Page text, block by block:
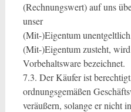
(Rechnungswert) auf uns
unser
(Mit-)Eigentum
(Mit-)Eigentum zusteht,
Vorbehaltsware bezeichnet.
7.3. Der Käufer ist
ordnungsgemäßen
veräußern, solange er nicht